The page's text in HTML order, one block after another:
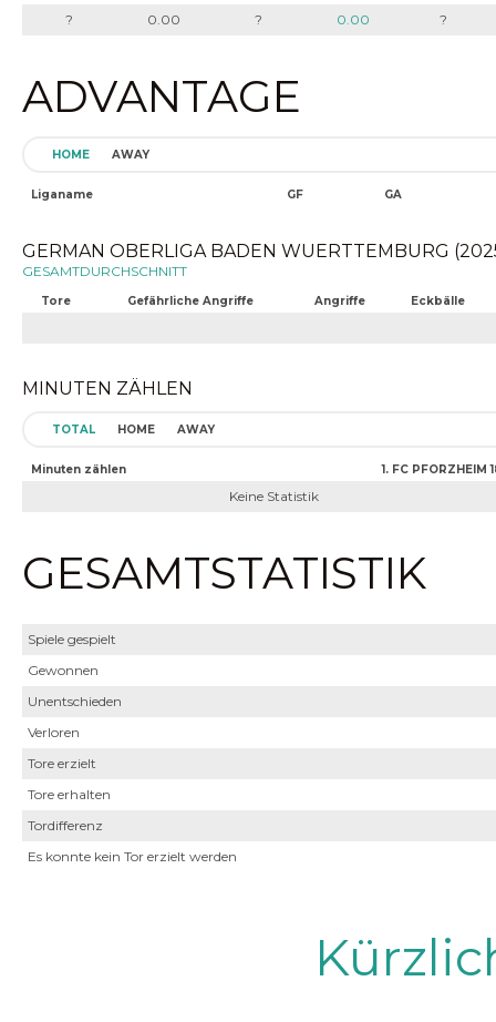
? 0.00 ? 0.00 ?
ADVANTAGE
HOME AWAY
Liganame GF GA
GERMAN OBERLIGA BADEN WUERTTEMBURG
GESAMTDURCHSCHNITT
Tore Gefährliche Angriffe Angriffe Eckbälle
MINUTEN ZÄHLEN
TOTAL HOME AWAY
Minuten zählen 1. FC PFORZHEIM
Keine Statistik
GESAMTSTATISTIK
Spiele gespielt
Gewonnen
Unentschieden
Verloren
Tore erzielt
Tore erhalten
Tordifferenz
Es konnte kein Tor erzielt werden